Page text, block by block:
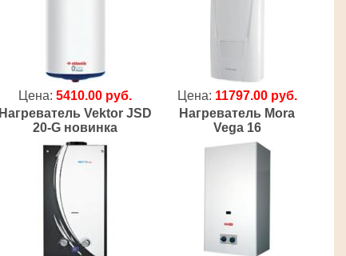
Цена: 5410.00 руб. Цена: 11797.00 руб.
Нагреватель Vektor JSD
20-G новинка
Нагреватель Mora
Vega 16